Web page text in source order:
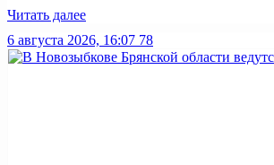
Читать далее
6 августа 2026, 16:07 78